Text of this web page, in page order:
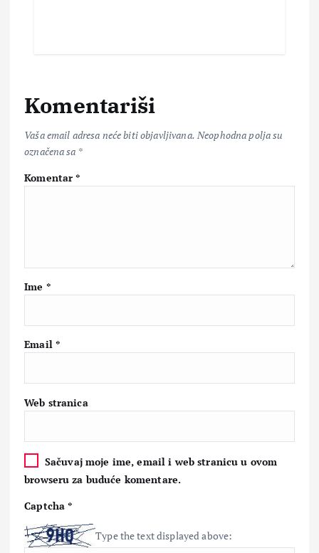
Komentariši
Vaša email adresa neće biti objavljivana. Neophodna polja su
označena sa *
Komentar*
Ime *
Email *
Web stranica
Sačuvaj moje ime, email i web stranicu u ovom
browseru za buduće komentare.
Captcha*
Type the text displayed above: